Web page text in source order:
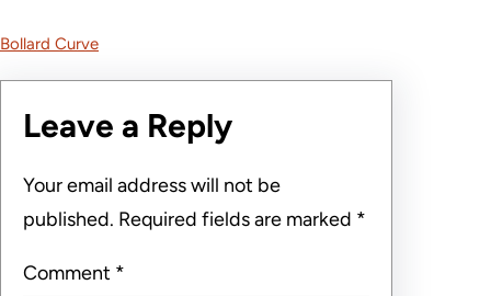
Bollard Curve
Leave a Reply
Your email address will not be
published. Required fields are marked *
Comment *